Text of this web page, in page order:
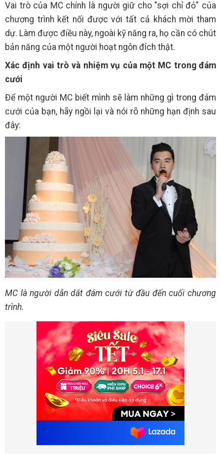
Vai trò của MC chính là người giữ cho "sợi chỉ đỏ" của
chương trình kết nối được với tất cả khách mời tham
dự. Làm được điều này, ngoài kỹ năng ra, họ cần có chút
bản năng của một người hoạt ngôn đích thật.
Xác định vai trò và nhiệm vụ của một MC trong đám
cưới
Để một người MC biết mình sẽ làm những gì trong đám
cưới của bạn, hãy ngồi lại và nói rõ những hạn định sau
đây:
MC là người dẫn dắt đám cưới từ đầu đến cuối chương
trình.